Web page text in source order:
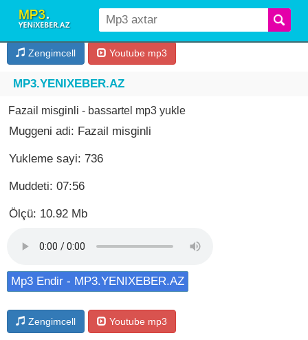
Zengimcell Youtube mp3
MP3.YENIXEBER.AZ
Fazail misginli - bassartel mp3 yukle
Muggeni adi: Fazail misginli
Yukleme sayi: 736
Muddeti: 07:56
Ölçü: 10.92 Mb
Mp3 Endir - MP3.YENIXEBER.AZ
Zengimcell Youtube mp3